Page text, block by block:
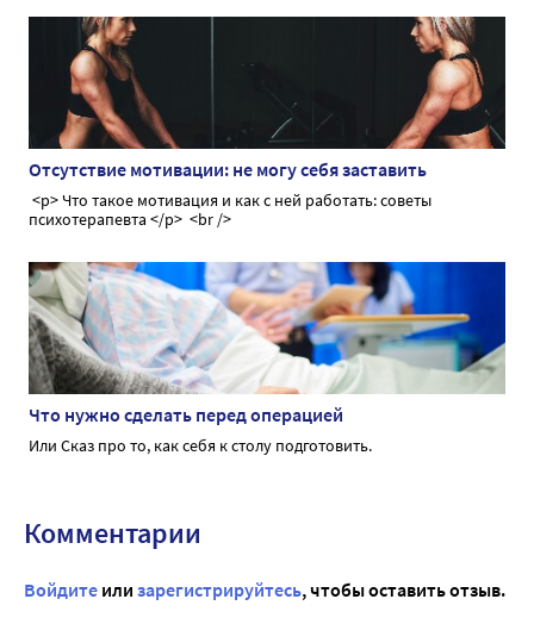
провести оперативное вмешательство в необходимом объеме.
Сегодня мы поговорим об анестезии как способе временного,
обратимого лишения чувства боли во время операции</p>
Отсутствие мотивации: не могу себя заставить
<p> Что такое мотивация и как с ней работать: советы
психотерапевта </p> <br />
Что нужно сделать перед операцией
Или Сказ про то, как себя к столу подготовить.
Комментарии
Войдите или зарегистрируйтесь, чтобы оставить отзыв.